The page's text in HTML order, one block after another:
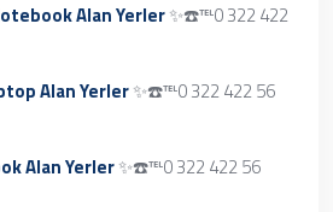
Alan Yerler✨☎️℡0 322 422
Alan Yerler✨☎️℡0 322 422 56
Alan Yerler✨☎️℡0 322 422 56